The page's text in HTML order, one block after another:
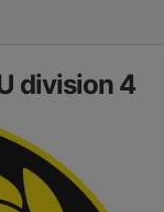
division 4